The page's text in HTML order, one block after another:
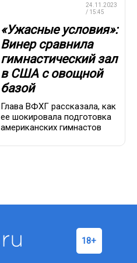
24.11.2023
/ 15:45
«Ужасные условия»:
Винер сравнила
гимнастический зал
в США с овощной
базой
Глава ВФХГ рассказала, как
ее шокировала подготовка
американских гимнастов